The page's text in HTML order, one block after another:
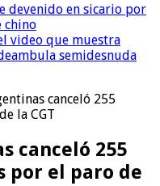
devenido en sicario por
chino
video que muestra
semidesnuda
canceló 255
la CGT
canceló 255
por el paro de